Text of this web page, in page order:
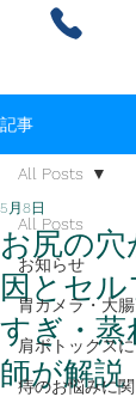
記事
All Posts
お知らせ
胃カメラ・大
肩ボトックス
痔のお悩みに
All Posts
お尻の穴
因とセ
すぎ・蒸
師が解説
5月8日